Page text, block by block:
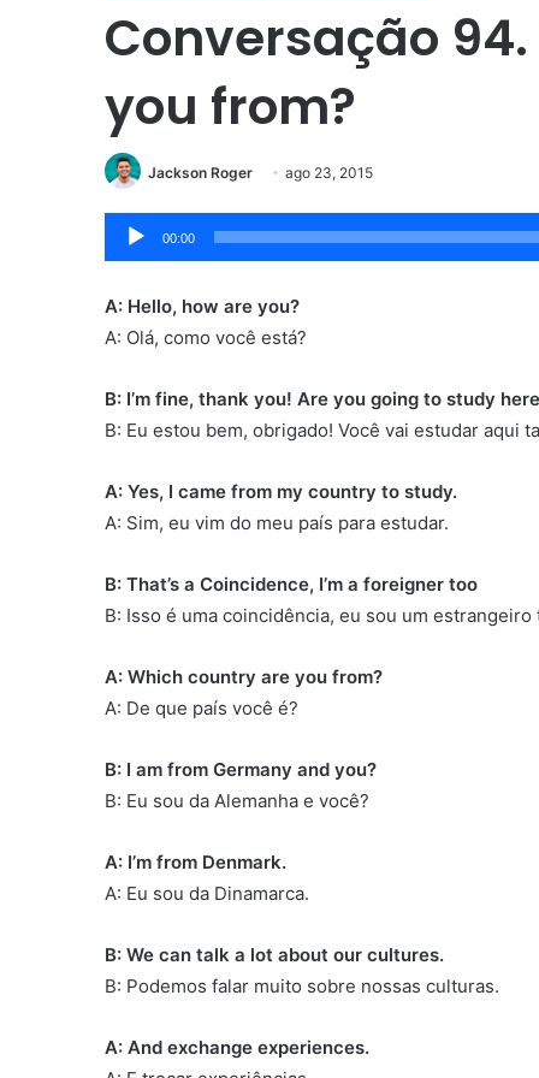
Conversação
you from?
Jackson Roger ago 23, 2015
Tocador
de
00:00
A: Hello, how are you?
A: Olá, como você está?
B: I’m fine, thank you! Are you going to study
B: Eu estou bem, obrigado! Você vai estudar aqui
A: Yes, I came from my country to study.
A: Sim, eu vim do meu país para estudar.
B: That’s a Coincidence, I’m a foreigner too
B: Isso é uma coincidência, eu sou um estrangeiro
A: Which country are you from?
A: De que país você é?
B: I am from Germany and you?
B: Eu sou da Alemanha e você?
A: I’m from Denmark.
A: Eu sou da Dinamarca.
B: We can talk a lot about our cultures.
B: Podemos falar muito sobre nossas culturas.
A: And exchange experiences.